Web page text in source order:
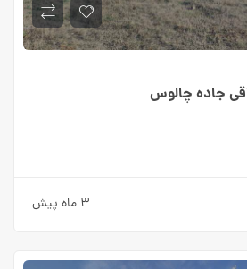
جاده چالوس
۳ ماه پیش